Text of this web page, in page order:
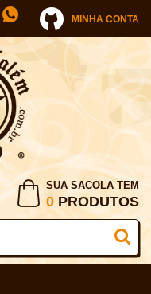
MINHA CONTA
SUA SACOLA TEM
0 PRODUTOS